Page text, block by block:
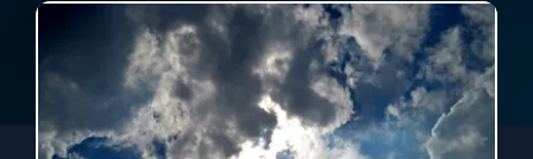
1000 Raisons de Croire
L'actualité de la semaine